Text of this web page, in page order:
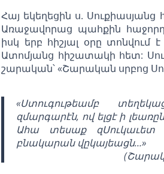
Հայ եկեղեցին ս.
Առաջավորաց պահքին
իսկ երբ հիշյալ օրը տոնվում
Ատոմյանց հիշատակի հետ:
շարական՝ «Շարական սրբոց
«Ստուգութեամբ
զմարգարէն, ով ելցէ ի
Ահա տեսաք
բնակարան վըկայեացն…»